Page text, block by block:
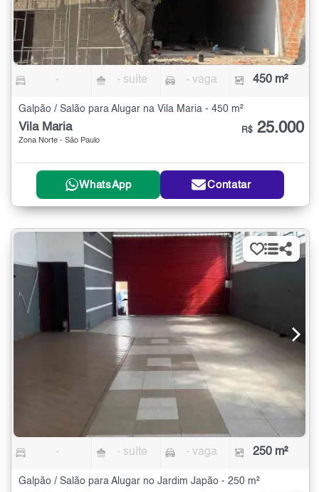
- - suíte - vaga 450 m²
Galpão / Salão para Alugar na Vila Maria - 450 m²
Vila Maria
Zona Norte - São Paulo
R$ 25.000
WhatsApp Contatar
- - suíte - vaga 250 m²
Galpão / Salão para Alugar no Jardim Japão - 250 m²